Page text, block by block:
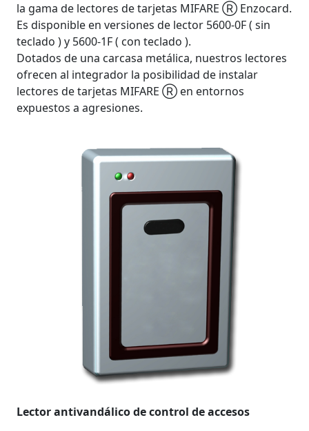
la gama de lectores de tarjetas MIFARE Ⓡ Enzocard.
Es disponible en versiones de lector 5600-0F ( sin
teclado ) y 5600-1F ( con teclado ).
Dotados de una carcasa metálica, nuestros lectores
ofrecen al integrador la posibilidad de instalar
lectores de tarjetas MIFARE Ⓡ en entornos
expuestos a agresiones.
Lector antivandálico de control de accesos